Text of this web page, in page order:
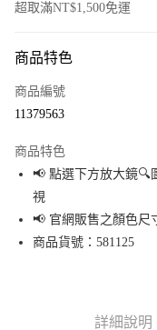
超取滿NT$1,500免運
信用卡一次付款
Apple Pay
街口支付
悠遊付
商品特色
商品編號
11379563
商品特色
📢 點選下方放大鏡🔍
視
📢 官網販售之顏色尺
商品貨號：581125
詳細說明